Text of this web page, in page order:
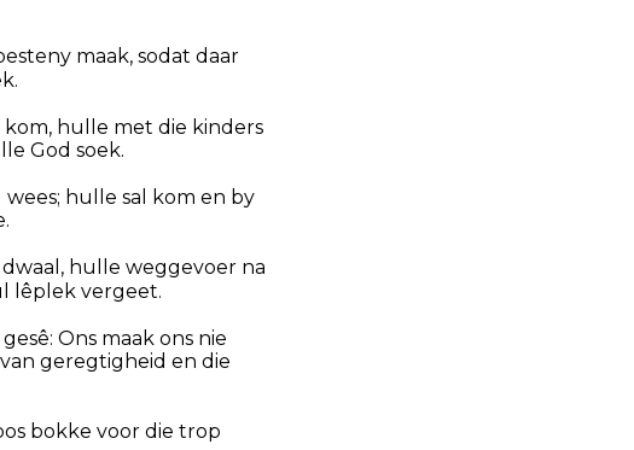
maak, sodat daar
kom, hulle met die kinders
God soek.
wees; hulle sal kom en by
hulle weggevoer na
lêplek vergeet.
Ons maak ons nie
geregtigheid en die
bokke voor die trop